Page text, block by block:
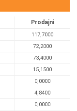
Prodajni
117,7000
72,2000
73,4000
15,1500
0,0000
4,8400
0,0000